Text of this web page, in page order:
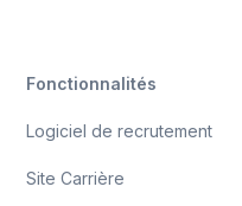
Fonctionnalités
Logiciel de recrutement
Site Carrière